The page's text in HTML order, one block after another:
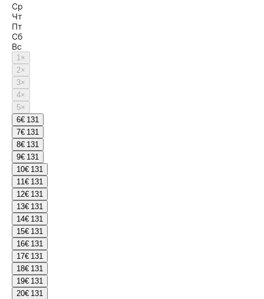
Ср
Чт
Пт
Сб
Вс
1×
2×
3×
4×
5×
6€ 131
7€ 131
8€ 131
9€ 131
10€ 131
11€ 131
12€ 131
13€ 131
14€ 131
15€ 131
16€ 131
17€ 131
18€ 131
19€ 131
20€ 131